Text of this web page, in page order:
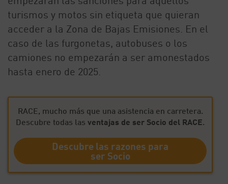
turismos y motos sin etiqueta que quieran
acceder a la Zona de Bajas Emisiones. En el
caso de las furgonetas, autobuses o los
camiones no empezarán a ser amonestados
hasta enero de 2025.
RACE, mucho más que una asistencia en carretera.
Descubre todas las ventajas de ser Socio del RACE.
Descubre las razones para
ser Socio